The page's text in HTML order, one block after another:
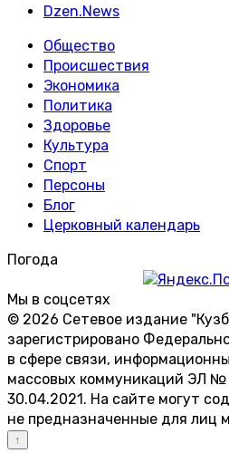
Dzen.News
Общество
Происшествия
Экономика
Политика
Здоровье
Культура
Спорт
Персоны
Блог
Церковный календарь
Погода
Мы в соцсетях
© 2026 Сетевое издание
зарегистрировано
в сфере связи,
массовых коммуникаций ЭЛ
30.04.2021. На сайте могут
не предназначенные для лиц